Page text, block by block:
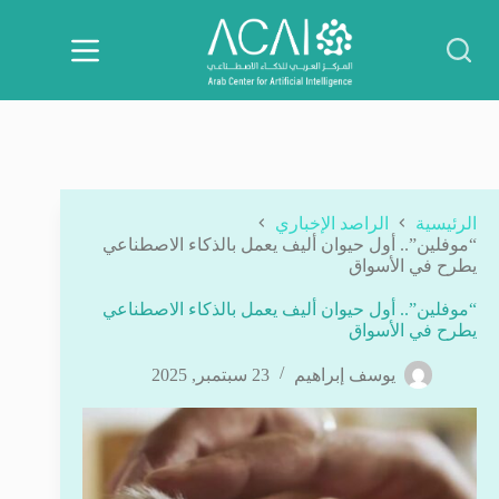
المحتوى
الرئيسية
الراصد الإخباري
“موفلين”.. أول حيوان أليف يعمل بالذكاء الاصطناعي
يطرح في الأسواق
“موفلين”.. أول حيوان أليف يعمل بالذكاء الاصطناعي
يطرح في الأسواق
يوسف إبراهيم 23 سبتمبر, 2025